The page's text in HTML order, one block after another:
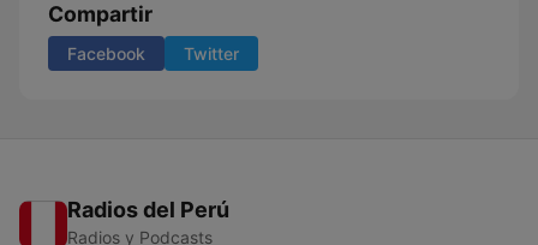
Compartir
Facebook Twitter
Radios del Perú
Radios y Podcasts